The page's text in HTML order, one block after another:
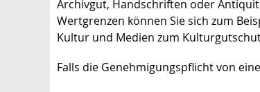
Archivgut, Handschriften oder
Wertgrenzen können Sie sich zum
Kultur und Medien zum
Falls die Genehmigungspflicht von